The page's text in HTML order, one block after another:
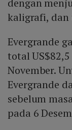
dengan
kaligrafi, dan
Evergrande
total
November.
Evergrande
sebelum
pada 6